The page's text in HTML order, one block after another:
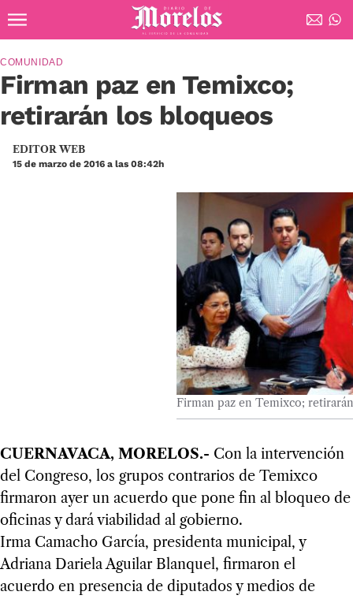
Diario de Morelos
Firman paz en Temixco;
retirarán los bloqueos
COMUNIDAD
EDITOR WEB
15 de marzo de 2016 a las 08:42h
Firman paz en Temixco;
CUERNAVACA, MORELOS.- Con la intervención
del Congreso, los grupos contrarios de Temixco
firmaron ayer un acuerdo que pone fin al bloqueo de
oficinas y dará viabilidad al gobierno.
Irma Camacho García, presidenta municipal, y
Adriana Dariela Aguilar Blanquel, firmaron el
acuerdo en presencia de diputados y medios de